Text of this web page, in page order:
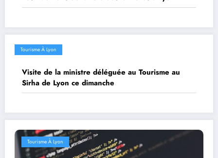
Tourisme À Lyon
Visite de la ministre déléguée au Tourisme au
Sirha de Lyon ce dimanche
Tourisme À Lyon